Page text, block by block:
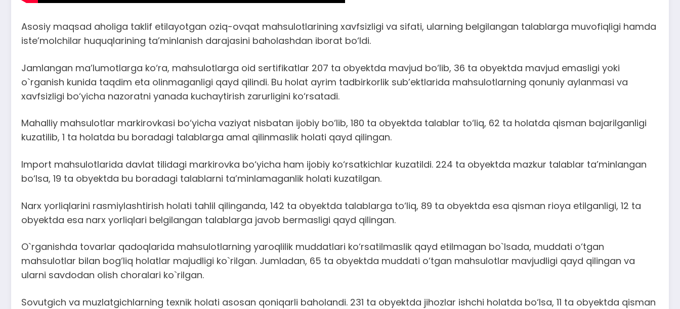
Asosiy maqsad aholiga taklif etilayotgan oziq-ovqat mahsulotlarining xavfsizligi va sifati, ularning belgilangan talablarga muvofiqligi hamda
iste’molchilar huquqlarining ta’minlanish darajasini baholashdan iborat bo‘ldi.
Jamlangan ma’lumotlarga ko‘ra, mahsulotlarga oid sertifikatlar 207 ta obyektda mavjud bo‘lib, 36 ta obyektda mavjud emasligi yoki
o`rganish kunida taqdim eta olinmaganligi qayd qilindi. Bu holat ayrim tadbirkorlik sub’ektlarida mahsulotlarning qonuniy aylanmasi va
xavfsizligi bo‘yicha nazoratni yanada kuchaytirish zarurligini ko‘rsatadi.
Mahalliy mahsulotlar markirovkasi bo‘yicha vaziyat nisbatan ijobiy bo‘lib, 180 ta obyektda talablar to‘liq, 62 ta holatda qisman bajarilganligi
kuzatilib, 1 ta holatda bu boradagi talablarga amal qilinmaslik holati qayd qilingan.
Import mahsulotlarida davlat tilidagi markirovka bo‘yicha ham ijobiy ko‘rsatkichlar kuzatildi. 224 ta obyektda mazkur talablar ta’minlangan
bo‘lsa, 19 ta obyektda bu boradagi talablarni ta’minlamaganlik holati kuzatilgan.
Narx yorliqlarini rasmiylashtirish holati tahlil qilinganda, 142 ta obyektda talablarga to‘liq, 89 ta obyektda esa qisman rioya etilganligi, 12 ta
obyektda esa narx yorliqlari belgilangan talablarga javob bermasligi qayd qilingan.
O`rganishda tovarlar qadoqlarida mahsulotlarning yaroqlilik muddatlari ko‘rsatilmaslik qayd etilmagan bo`lsada, muddati o‘tgan
mahsulotlar bilan bog‘liq holatlar majudligi ko`rilgan. Jumladan, 65 ta obyektda muddati o‘tgan mahsulotlar mavjudligi qayd qilingan va
ularni savdodan olish choralari ko`rilgan.
Sovutgich va muzlatgichlarning texnik holati asosan qoniqarli baholandi. 231 ta obyektda jihozlar ishchi holatda bo‘lsa, 11 ta obyektda qisman